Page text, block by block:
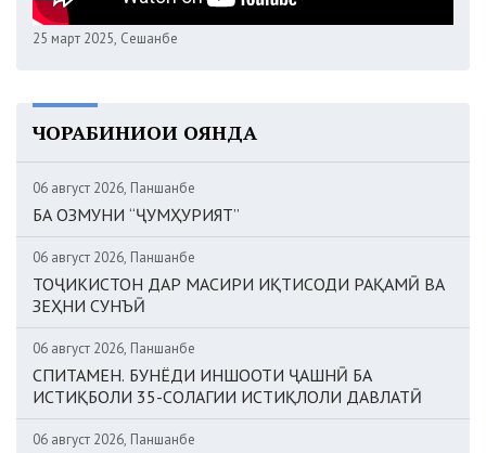
25 март 2025, Сешанбе
ЧОРАБИНИҲОИ ОЯНДА
06 август 2026, Панҷшанбе
БА ОЗМУНИ “ҶУМҲУРИЯТ”
06 август 2026, Панҷшанбе
ТОҶИКИСТОН ДАР МАСИРИ ИҚТИСОДИ РАҚАМӢ ВА
ЗЕҲНИ СУНЪӢ
06 август 2026, Панҷшанбе
СПИТАМЕН. БУНЁДИ ИНШООТИ ҶАШНӢ БА
ИСТИҚБОЛИ 35-СОЛАГИИ ИСТИҚЛОЛИ ДАВЛАТӢ
06 август 2026, Панҷшанбе